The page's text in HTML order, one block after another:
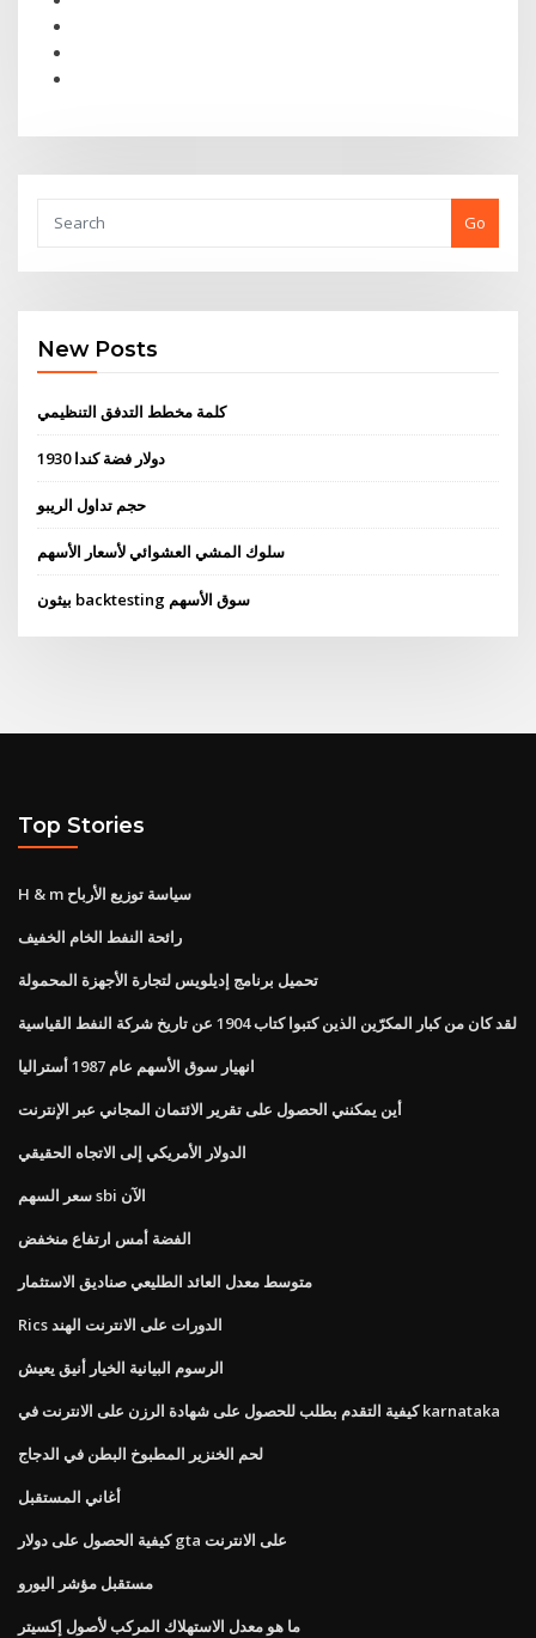
Go
New Posts
كلمة مخطط التدفق التنظيمي
1930 دولار فضة كندا
حجم تداول الريبو
سلوك المشي العشوائي لأسعار الأسهم
بيثون backtesting سوق الأسهم
Top Stories
H & m سياسة توزيع الأرباح
رائحة النفط الخام الخفيف
تحميل برنامج إديلويس لتجارة الأجهزة المحمولة
لقد كان من كبار المكرّين الذين كتبوا كتاب 1904 عن تاريخ شركة النفط القياسية
انهيار سوق الأسهم عام 1987 أستراليا
أين يمكنني الحصول على تقرير الائتمان المجاني عبر الإنترنت
الدولار الأمريكي إلى الاتجاه الحقيقي
سعر السهم sbi الآن
الفضة أمس ارتفاع منخفض
متوسط ​​معدل العائد الطليعي صناديق الاستثمار
Rics الدورات على الانترنت الهند
الرسوم البيانية الخيار أنيق يعيش
كيفية التقدم بطلب للحصول على شهادة الرزن على الانترنت في karnataka
لحم الخنزير المطبوخ البطن في الدجاج
أغاني المستقبل
كيفية الحصول على دولار gta على الانترنت
مستقبل مؤشر اليورو
ما هو معدل الاستهلاك المركب لأصول إكسيتر